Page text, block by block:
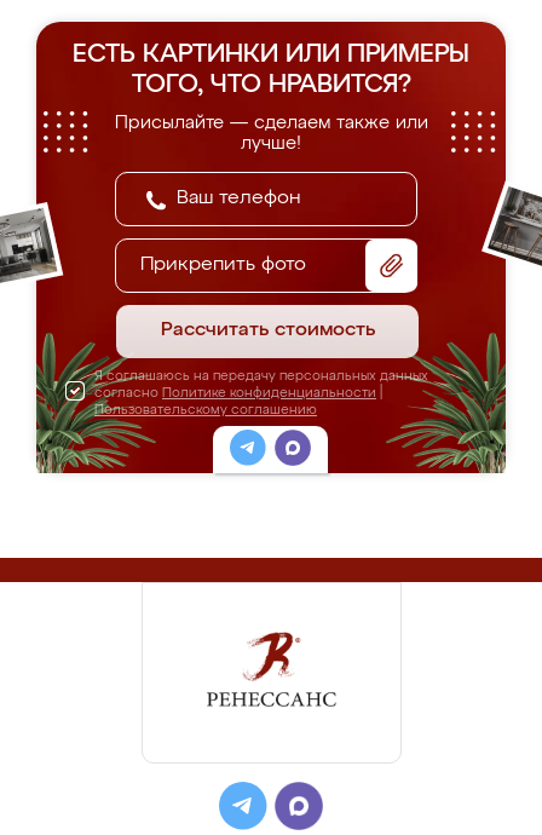
ЕСТЬ КАРТИНКИ ИЛИ ПРИМЕРЫ
ТОГО, ЧТО НРАВИТСЯ?
Присылайте — сделаем также или
лучше!
Прикрепить фото
Рассчитать стоимость
Я соглашаюсь на передачу персональных данных
согласно Политике конфиденциальности
Пользовательскому соглашению